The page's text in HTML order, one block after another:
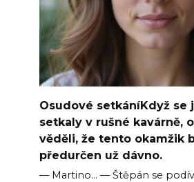
Osudové setkáníKdyž se
setkaly v rušné kavárně,
věděli, že tento okamžik
předurčen už dávno.
— Martino… — Štěpán se